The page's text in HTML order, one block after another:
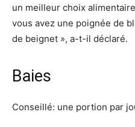
un meilleur choix
vous avez une poignée de
de beignet », a-t-il déclaré.
Baies
Conseillé: une portion par